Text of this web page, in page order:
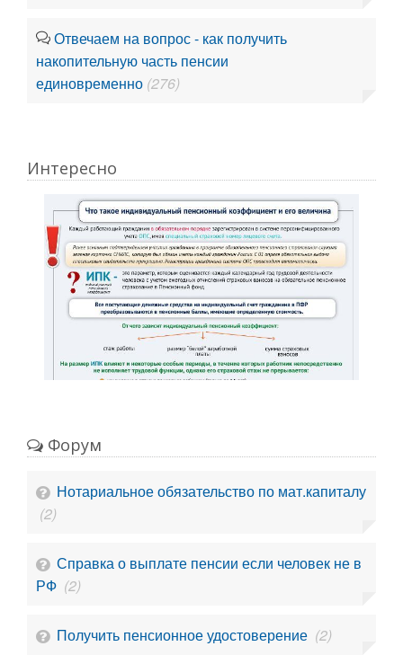
Отвечаем на вопрос - как получить
накопительную часть пенсии
единовременно (276)
Интересно
Форум
Нотариальное обязательство по мат.капиталу
(2)
Справка о выплате пенсии если человек не в
РФ (2)
Получить пенсионное удостоверение (2)